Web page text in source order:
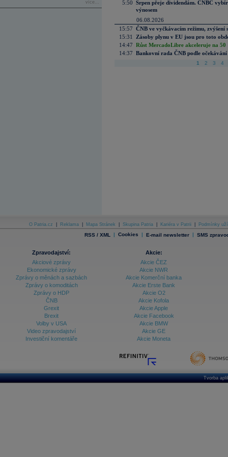
více...
5:50 Srpen přeje dividendám. CNBC
výnosem
06.08.2026
15:57 ČNB ve vyčkávacím režimu, zvýšení
15:31
Zásoby plynu v EU jsou pro toto
14:47 Růst MercadoLibre akceleruje na
14:37 Bankovní rada ČNB podle
1 2 3 4
O Patria.cz Reklama Mapa Stránek Skupina Patria Kariéra v Patrii Podmínky
RSS / XML | Cookies | E-mail newsletter | SMS
Zpravodajství:
Akciové zprávy
Ekonomické zprávy
Zprávy o měnách a sazbách
Zprávy o komoditách
Zprávy o HDP
ČNB
Grexit
Brexit
Volby v USA
Video zpravodajství
Investiční komentáře
Akcie:
Akcie ČEZ
Akcie NWR
Akcie Komerční banka
Akcie Erste Bank
Akcie O2
Akcie Kofola
Akcie Apple
Akcie Facebook
Akcie BMW
Akcie GE
Akcie Moneta
Tvorba